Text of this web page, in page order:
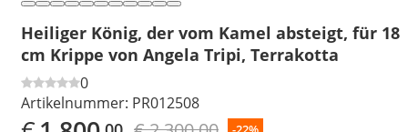
Heiliger König, der vom Kamel absteigt, für 18
cm Krippe von Angela Tripi, Terrakotta
0
Artikelnummer: PR012508